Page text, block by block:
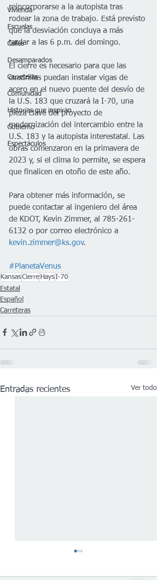
Vivienda
Escuelas
Calles
Desamparados
Carreteras
Comunidad
Historias que inspiran
Gobierno
Espectáculos
reincorporarse a la autopista tras
rodear la zona de trabajo. Está previsto
que la desviación concluya a más
tardar a las 6 p.m. del domingo.
El cierre es necesario para que las
cuadrillas puedan instalar vigas de
acero en el nuevo puente del desvío de
la U.S. 183 que cruzará la I-70, una
pieza clave del proyecto de
modernización del intercambio entre la
U.S. 183 y la autopista interestatal. Las
obras comenzaron en la primavera de
2023 y, si el clima lo permite, se espera
que finalicen en otoño de este año.
Para obtener más información, se
puede contactar al ingeniero del área
de KDOT, Kevin Zimmer, al 785-261-
6132 o por correo electrónico a
kevin.zimmer@ks.gov.
#PlanetaVenus
KansasCierre HaysI-70
Estatal
Español
Carreteras
Entradas recientes Ver todo